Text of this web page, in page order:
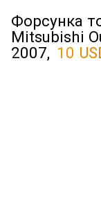
Форсунка
Mitsubishi
2007, 10